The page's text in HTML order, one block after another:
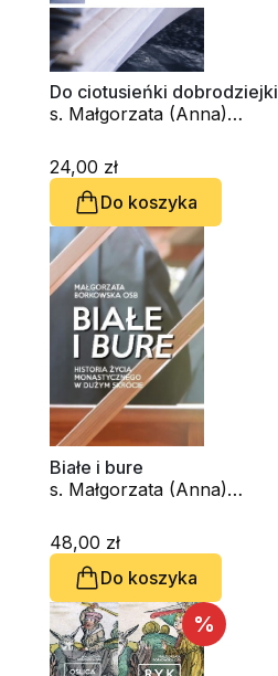
Do ciotusieńki dobrodziejki
s. Małgorzata (Anna)
24,00 zł
Do koszyka
Białe i bure
s. Małgorzata (Anna)
48,00 zł
Do koszyka
%